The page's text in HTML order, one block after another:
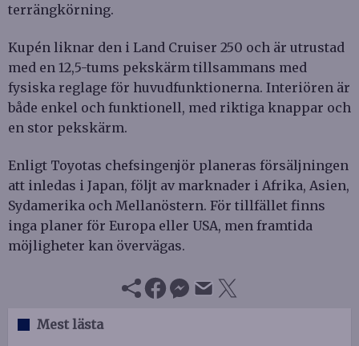
terrängkörning.
Kupén liknar den i Land Cruiser 250 och är utrustad
med en 12,5-tums pekskärm tillsammans med
fysiska reglage för huvudfunktionerna. Interiören är
både enkel och funktionell, med riktiga knappar och
en stor pekskärm.
Enligt Toyotas chefsingenjör planeras försäljningen
att inledas i Japan, följt av marknader i Afrika, Asien,
Sydamerika och Mellanöstern. För tillfället finns
inga planer för Europa eller USA, men framtida
möjligheter kan övervägas.
Mest lästa